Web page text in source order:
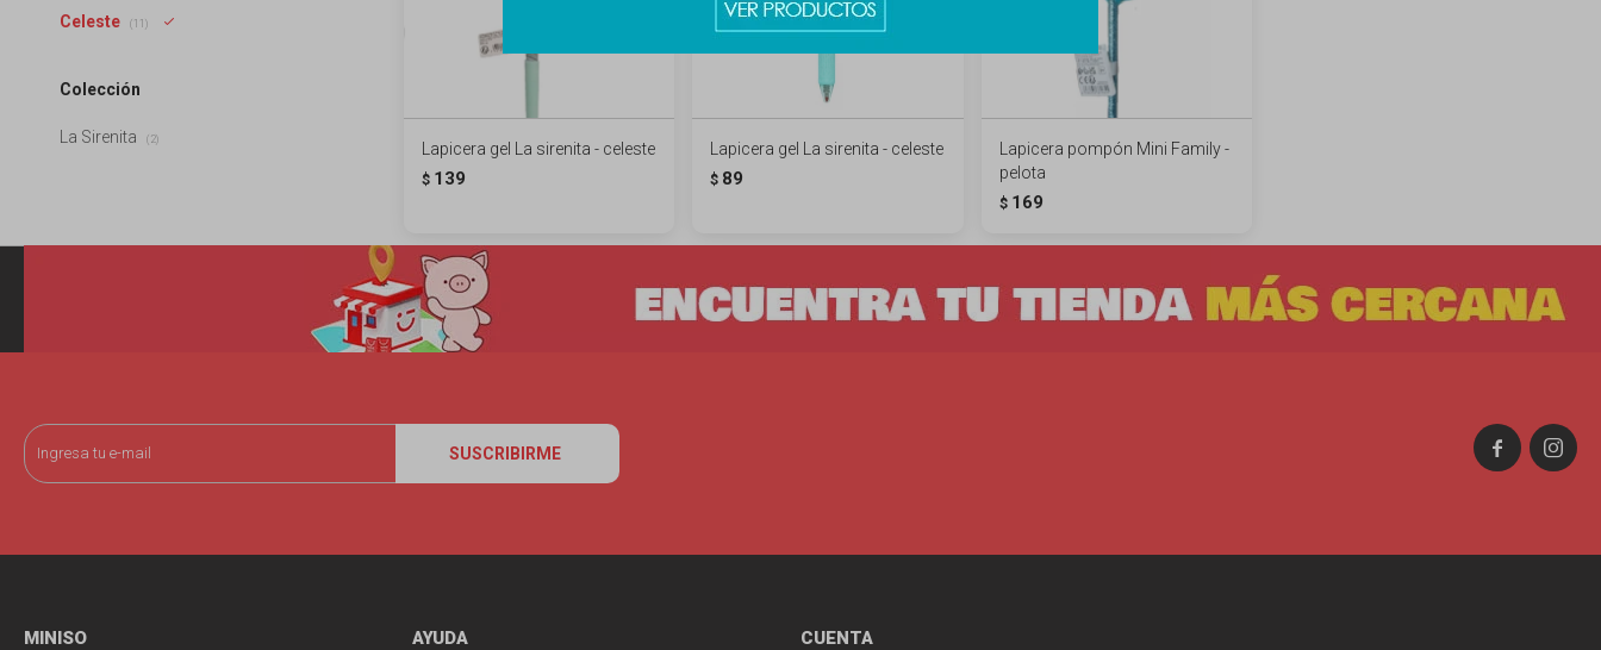
Lapicera gel La sirenita - celeste
$ 139
Lapicera gel La sirenita - celeste
$ 89
Lapicera pompón Mini Family -
pelota
$ 169
Celeste (11)
Colección
La Sirenita (2)
SUSCRIBIRME  
MINISO AYUDA CUENTA